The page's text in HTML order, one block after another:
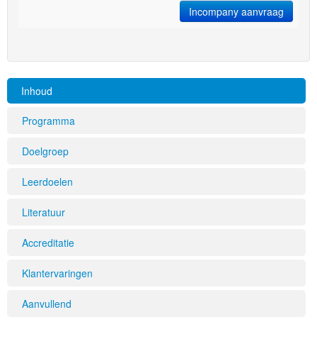
Incompany aanvraag
Inhoud
Programma
Doelgroep
Leerdoelen
Literatuur
Accreditatie
Klantervaringen
Aanvullend